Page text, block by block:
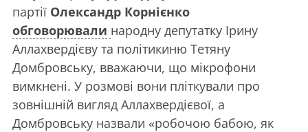
партії Олександр Корнієнко
обговорювали народну депутатку Ірину
Аллахвердієву та політикиню Тетяну
Домбровську, вважаючи, що мікрофони
вимкнені. У розмові вони пліткували про
зовнішній вигляд Аллахвердієвої, а
Домбровську назвали «робочою бабою, як